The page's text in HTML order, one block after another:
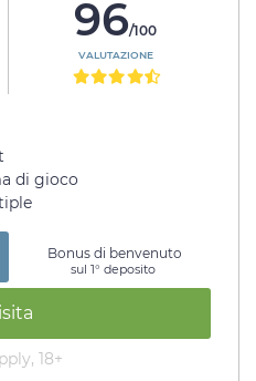
96/100
VALUTAZIONE
di gioco
Bonus di benvenuto
sul 1° deposito
18+